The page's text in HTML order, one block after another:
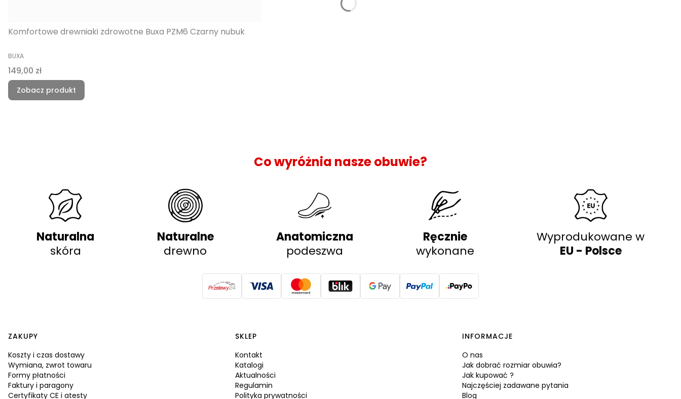
Komfortowe drewniaki zdrowotne Buxa PZM6 Czarny nubuk
PRODUCENT
BUXA
Cena
149,00 zł
Zobacz produkt
Co wyróżnia nasze obuwie?
Naturalna
skóra
Naturalne
drewno
Anatomiczna
podeszwa
Ręcznie
wykonane
Wyprodukowane w
EU - Polsce
Linki w stopce
ZAKUPY
Koszty i czas dostawy
Wymiana, zwrot towaru
Formy płatności
Faktury i paragony
Certyfikaty CE i atesty
SKLEP
Kontakt
Katalogi
Aktualności
Regulamin
Polityka prywatności
INFORMACJE
O nas
Jak dobrać rozmiar obuwia?
Jak kupować ?
Najczęściej zadawane pytania
Blog